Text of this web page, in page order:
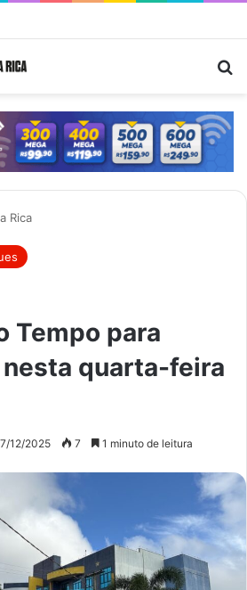
Rica
Tempo para
nesta quarta-feira
12/2025 7 1 minuto de leitura